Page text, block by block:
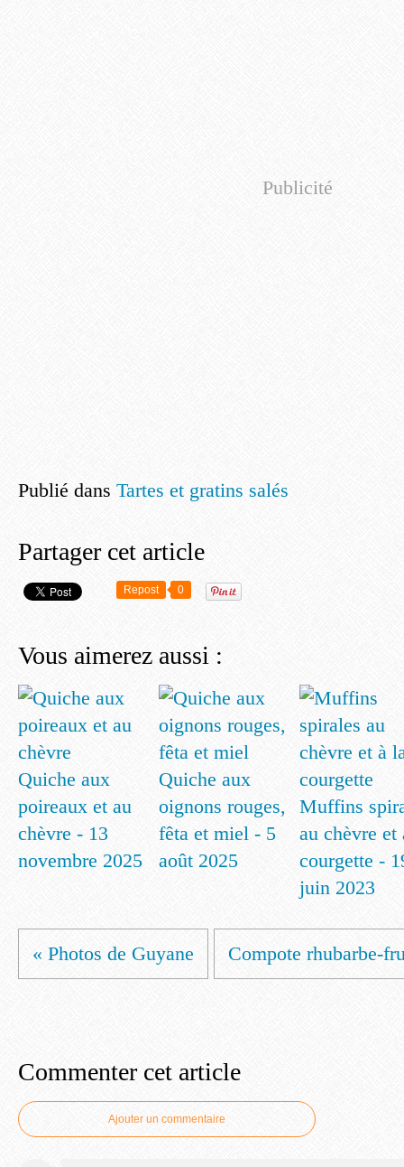
Publicité
Publié dans Tartes et gratins salés
Partager cet article
Repost 0
Vous aimerez aussi :
Quiche aux
poireaux et au
chèvre - 13
novembre 2025
Quiche aux
oignons rouges,
fêta et miel - 5
août 2025
Muffins
au chèvre et
courgette -
juin 2023
« Photos de Guyane Compote rhubarbe-
Commenter cet article
Ajouter un commentaire